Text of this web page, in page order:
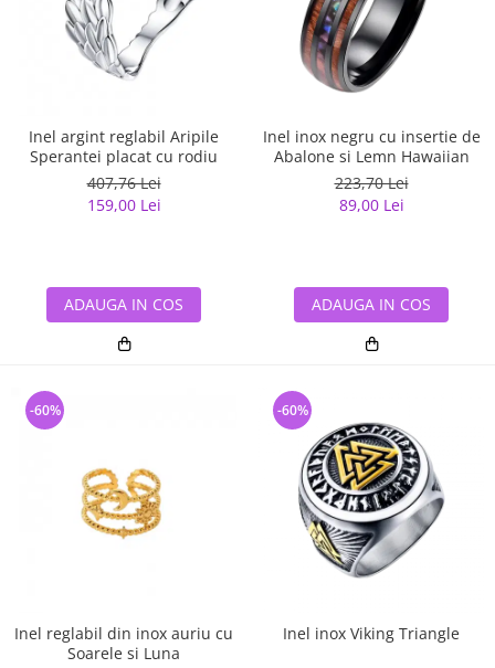
Inel argint reglabil Aripile
Sperantei placat cu rodiu
407,76 Lei
159,00 Lei
ADAUGA IN COS
Inel inox negru cu insertie de
Abalone si Lemn Hawaiian
223,70 Lei
89,00 Lei
ADAUGA IN COS
Inel reglabil din inox auriu cu
Soarele si Luna
-60%
Inel inox Viking Triangle
-60%